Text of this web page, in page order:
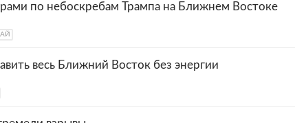
по небоскребам Трампа на Ближнем Востоке
весь Ближний Восток без энергии